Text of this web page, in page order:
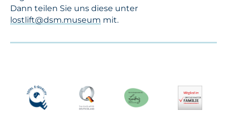
Dann teilen Sie uns diese unter
lostlift@dsm.museum mit.